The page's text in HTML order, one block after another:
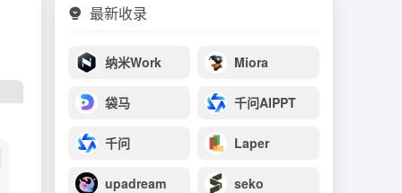
最新收录
纳米Work Miora
袋马 千问AIPPT
千问 Laper
upadream seko